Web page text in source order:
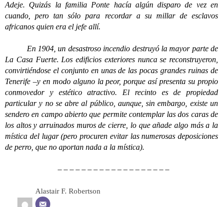
Adeje. Quizás la familia Ponte hacía algún disparo de vez en
cuando, pero tan sólo para recordar a su millar de esclavos
africanos quien era el jefe allí.
En 1904, un desastroso incendio destruyó la mayor parte de
La Casa Fuerte. Los edificios exteriores nunca se reconstruyeron,
convirtiéndose el conjunto en unas de las pocas grandes ruinas de
Tenerife –y en modo alguno la peor, porque así presenta su propio
conmovedor y estético atractivo. El recinto es de propiedad
particular y no se abre al público, aunque, sin embargo, existe un
sendero en campo abierto que permite contemplar las dos caras de
los altos y arruinados muros de cierre, lo que añade algo más a la
mística del lugar (pero procuren evitar las numerosas deposiciones
de perro, que no aportan nada a la mística).
– – – – – – – – – – – – – – – – – – –
Alastair F. Robertson